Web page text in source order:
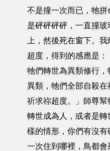
不是撞一次而已，牠拼
是砰砰砰砰，一直撞
上，然後死在窗下。
超度，得到的感應是：
牠們轉世為異類修行
異類，牠們全部自殺在
祈求祢超度。」師尊
轉世成為人，或者是
樣的情形，你們有沒
一次住到哪裡，鳥都